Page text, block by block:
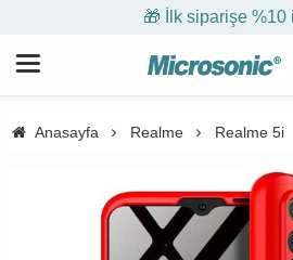
🎁 İlk siparişe %10
Anasayfa Realme Realme 5i